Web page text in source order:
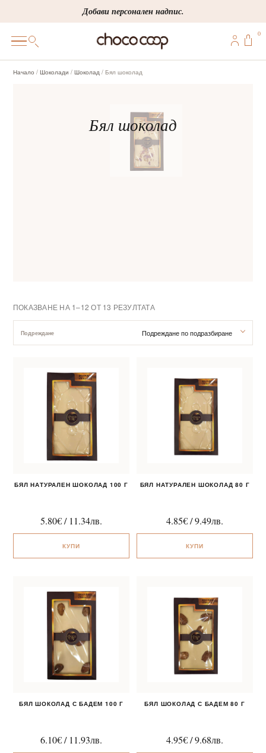
to
content
Добави персонален надпис.
ПОДАРЪЦИ
За нас
Клиентско обслужване
Новини
Корпоративни подаръци
0
Начало / Шоколади / Шоколад / Бял шоколад
ПОКАЗВАНЕ НА 1–12 ОТ 13 РЕЗУЛТАТА
Подреждане Подреждане по подразбиране
БЯЛ НАТУРАЛЕН ШОКОЛАД 100 Г
5.80€/ 11.34лв.
КУПИ
БЯЛ НАТУРАЛЕН ШОКОЛАД 80 Г
4.85€/9.49лв.
КУПИ
БЯЛ ШОКОЛАД С БАДЕМ 100 Г
6.10€/ 11.93лв.
БЯЛ ШОКОЛАД С БАДЕМ 80 Г
4.95€/9.68лв.